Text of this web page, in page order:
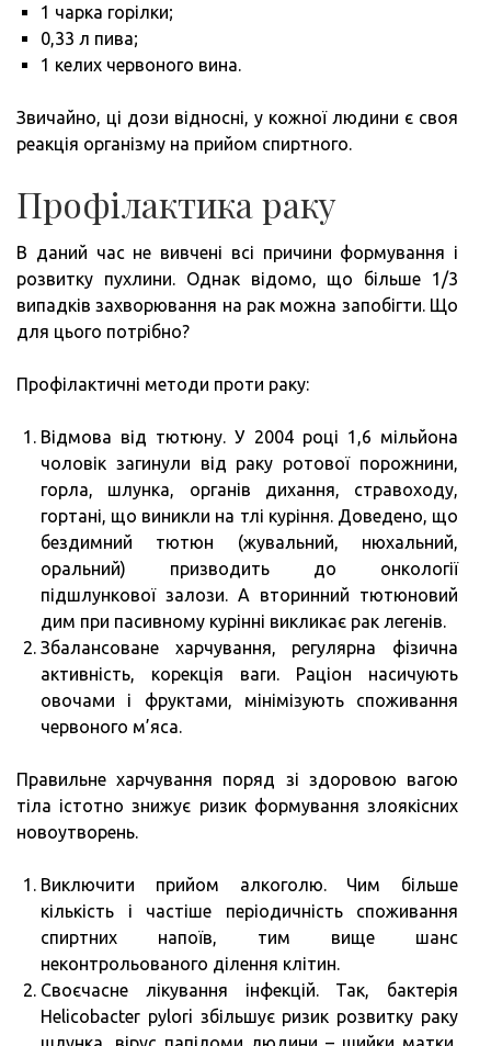
1 чарка горілки;
0,33 л пива;
1 келих червоного вина.
Звичайно, ці дози відносні, у кожної людини є своя
реакція організму на прийом спиртного.
Профілактика раку
В даний час не вивчені всі причини формування і
розвитку пухлини. Однак відомо, що більше 1/3
випадків захворювання на рак можна запобігти. Що
для цього потрібно?
Профілактичні методи проти раку:
Відмова від тютюну. У 2004 році 1,6 мільйона
чоловік загинули від раку ротової порожнини,
горла, шлунка, органів дихання, стравоходу,
гортані, що виникли на тлі куріння. Доведено, що
бездимний тютюн (жувальний, нюхальний,
оральний) призводить до онкології
підшлункової залози. А вторинний тютюновий
дим при пасивному курінні викликає рак легенів.
Збалансоване харчування, регулярна фізична
активність, корекція ваги. Раціон насичують
овочами і фруктами, мінімізують споживання
червоного м’яса.
Правильне харчування поряд зі здоровою вагою
тіла істотно знижує ризик формування злоякісних
новоутворень.
Виключити прийом алкоголю. Чим більше
кількість і частіше періодичність споживання
спиртних напоїв, тим вище шанс
неконтрольованого ділення клітин.
Своєчасне лікування інфекцій. Так, бактерія
Helicobacter pylori збільшує ризик розвитку раку